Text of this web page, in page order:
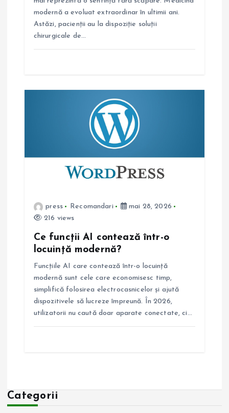
modernă a evoluat extraordinar în ultimii ani.
Astăzi, pacienții au la dispoziție soluții
chirurgicale de…
press Recomandari
mai 28, 2026
216 views
Ce funcții AI contează într-o
locuință modernă?
Funcțiile AI care contează într-o locuință
modernă sunt cele care economisesc timp,
simplifică folosirea electrocasnicelor și ajută
dispozitivele să lucreze împreună. În 2026,
utilizatorii nu caută doar aparate conectate, ci…
Categorii